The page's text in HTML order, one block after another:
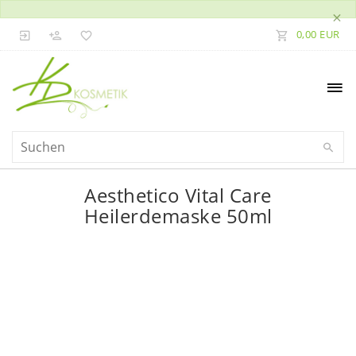
×
0,00 EUR
Aesthetico Vital Care
Heilerdemaske 50ml